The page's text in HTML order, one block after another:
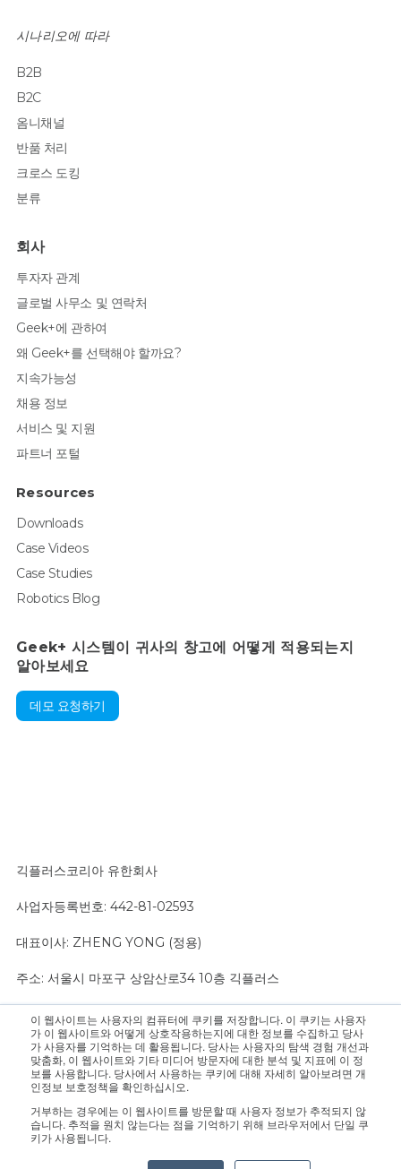
이 웹사이트는 사용자의 컴퓨터에 쿠키를 저장합니다. 이 쿠키는 사용자
가 이 웹사이트와 어떻게 상호작용하는지에 대한 정보를 수집하고 당사
가 사용자를 기억하는 데 활용됩니다. 당사는 사용자의 탐색 경험 개선과
맞춤화, 이 웹사이트와 기타 미디어 방문자에 대한 분석 및 지표에 이 정
보를 사용합니다. 당사에서 사용하는 쿠키에 대해 자세히 알아보려면 개
인정보 보호정책을 확인하십시오.
거부하는 경우에는 이 웹사이트를 방문할 때 사용자 정보가 추적되지 않
습니다. 추적을 원치 않는다는 점을 기억하기 위해 브라우저에서 단일 쿠
키가 사용됩니다.
시나리오에 따라
B2B
B2C
옴니채널
반품 처리
크로스 도킹
분류
회사
투자자 관계
글로벌 사무소 및 연락처
Geek+에 관하여
왜 Geek+를 선택해야 할까요?
지속가능성
채용 정보
서비스 및 지원
파트너 포털
Resources
Downloads
Case Videos
Case Studies
Robotics Blog
Geek+ 시스템이 귀사의 창고에 어떻게 적용되는지
알아보세요
데모 요청하기
긱플러스코리아 유한회사
사업자등록번호: 442-81-02593
대표이사: ZHENG YONG (정용)
주소: 서울시 마포구 상암산로34 10층 긱플러스
문의 사항은 영업팀으로 연락 주십시오.:sales@geekplus.com. 홍
보 관련 문의는 홍보팀으로 연락 바랍니다.:pr@geekplus.com
Copyright © 2026 Geekplus Technology Co., Ltd. All rights
reserved.